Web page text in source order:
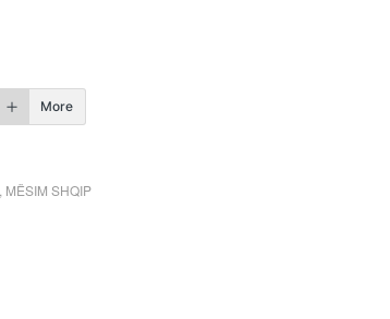
More
MËSIM SHQIP